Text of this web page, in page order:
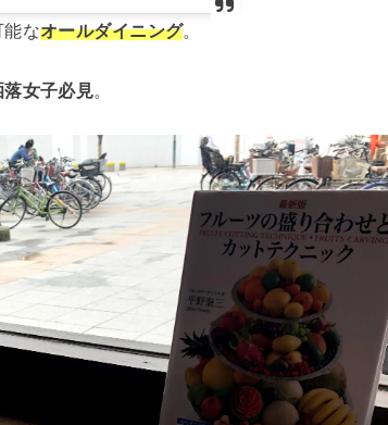
なオールダイニング。
女子必見。